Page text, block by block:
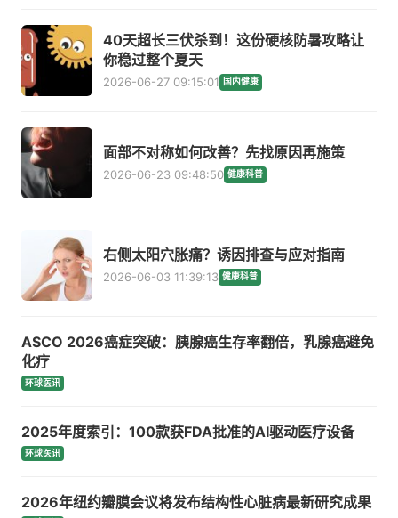
40天超长三伏杀到！这份硬核防暑攻略让
你稳过整个夏天
2026-06-27 09:15:01 国内健康
面部不对称如何改善？先找原因再施策
2026-06-23 09:48:50 健康科普
右侧太阳穴胀痛？诱因排查与应对指南
2026-06-03 11:39:13 健康科普
ASCO 2026癌症突破：胰腺癌生存率翻倍，乳腺癌避免
化疗
环球医讯
2025年度索引：100款获FDA批准的AI驱动医疗设备
环球医讯
2026年纽约瓣膜会议将发布结构性心脏病最新研究成果